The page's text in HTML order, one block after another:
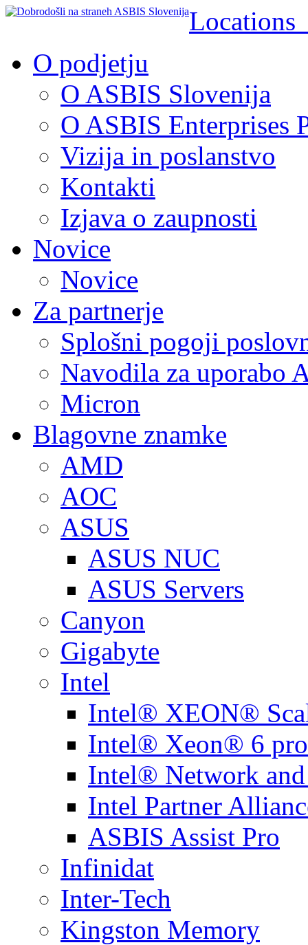
O podjetju
O ASBIS Slovenija
O ASBIS Enterprises
Vizija in poslanstvo
Kontakti
Izjava o zaupnosti
Novice
Novice
Za partnerje
Splošni pogoji
Navodila za uporabo
Micron
Blagovne znamke
AMD
AOC
ASUS
ASUS NUC
ASUS Servers
Canyon
Gigabyte
Intel
Intel® XEON®
Intel® Xeon® 6
Intel® Network
Intel Partner
ASBIS Assist Pro
Infinidat
Inter-Tech
Kingston Memory